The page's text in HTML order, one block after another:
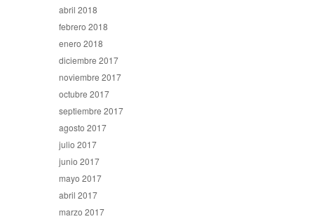
abril 2018
febrero 2018
enero 2018
diciembre 2017
noviembre 2017
octubre 2017
septiembre 2017
agosto 2017
julio 2017
junio 2017
mayo 2017
abril 2017
marzo 2017